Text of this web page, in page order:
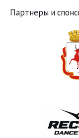
Партнеры и